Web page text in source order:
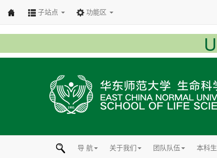
子站点 功能区
导 航 关于我们 团队队伍 本科